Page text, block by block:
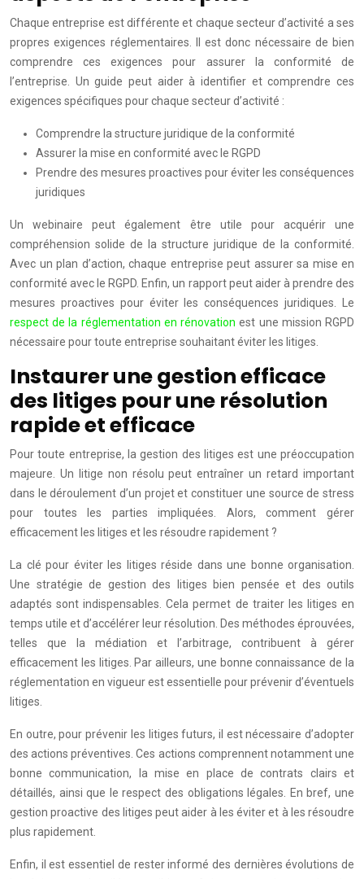
Chaque entreprise est différente et chaque secteur d’activité a ses
propres exigences réglementaires. Il est donc nécessaire de bien
comprendre ces exigences pour assurer la conformité de
l’entreprise. Un guide peut aider à identifier et comprendre ces
exigences spécifiques pour chaque secteur d’activité :
Comprendre la structure juridique de la conformité
Assurer la mise en conformité avec le RGPD
Prendre des mesures proactives pour éviter les conséquences
juridiques
Un webinaire peut également être utile pour acquérir une
compréhension solide de la structure juridique de la conformité.
Avec un plan d’action, chaque entreprise peut assurer sa mise en
conformité avec le RGPD. Enfin, un rapport peut aider à prendre des
mesures proactives pour éviter les conséquences juridiques. Le
respect de la réglementation en rénovation est une mission RGPD
nécessaire pour toute entreprise souhaitant éviter les litiges.
Instaurer une gestion efficace
des litiges pour une résolution
rapide et efficace
Pour toute entreprise, la gestion des litiges est une préoccupation
majeure. Un litige non résolu peut entraîner un retard important
dans le déroulement d’un projet et constituer une source de stress
pour toutes les parties impliquées. Alors, comment gérer
efficacement les litiges et les résoudre rapidement ?
La clé pour éviter les litiges réside dans une bonne organisation.
Une stratégie de gestion des litiges bien pensée et des outils
adaptés sont indispensables. Cela permet de traiter les litiges en
temps utile et d’accélérer leur résolution. Des méthodes éprouvées,
telles que la médiation et l’arbitrage, contribuent à gérer
efficacement les litiges. Par ailleurs, une bonne connaissance de la
réglementation en vigueur est essentielle pour prévenir d’éventuels
litiges.
En outre, pour prévenir les litiges futurs, il est nécessaire d’adopter
des actions préventives. Ces actions comprennent notamment une
bonne communication, la mise en place de contrats clairs et
détaillés, ainsi que le respect des obligations légales. En bref, une
gestion proactive des litiges peut aider à les éviter et à les résoudre
plus rapidement.
Enfin, il est essentiel de rester informé des dernières évolutions de